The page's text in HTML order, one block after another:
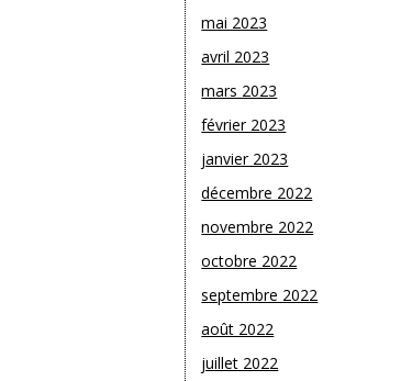
mai 2023
avril 2023
mars 2023
février 2023
janvier 2023
décembre 2022
novembre 2022
octobre 2022
septembre 2022
août 2022
juillet 2022